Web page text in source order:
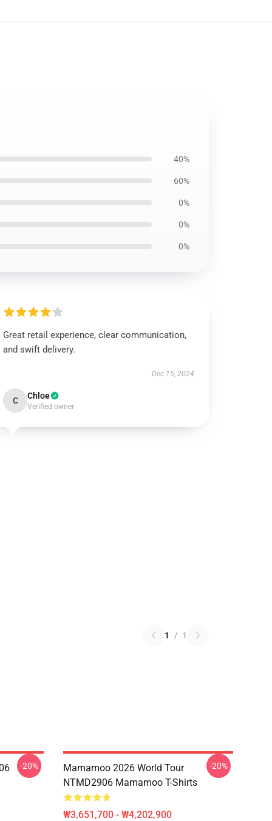
40%
60%
0%
0%
0%
Great retail experience, clear communication,
and swift delivery.
Dec 15, 2024
C Chloe
Verified owner
1 / 1
-20%
Mamamoo 2026 World Tour
NTMD2906 Mamamoo T-Shirts
₩3,651,700 - ₩4,202,900
-20%